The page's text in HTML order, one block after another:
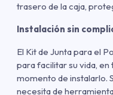
trasero de la caja,
Instalación sin
El Kit de Junta para el
para facilitar su vida, en
momento de instalarlo.
necesita de